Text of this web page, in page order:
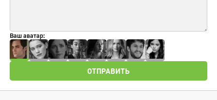
Ваш аватар:
ОТПРАВИТЬ